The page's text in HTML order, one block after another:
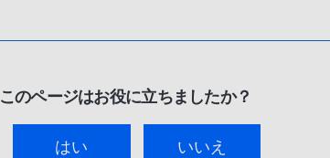
このページはお役に立ちましたか？
はい いいえ